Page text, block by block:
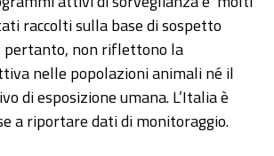
raccolti sulla base di sospetto
pertanto, non riflettono la
nelle popolazioni animali né il
di esposizione umana. L’Italia è
a riportare dati di monitoraggio.